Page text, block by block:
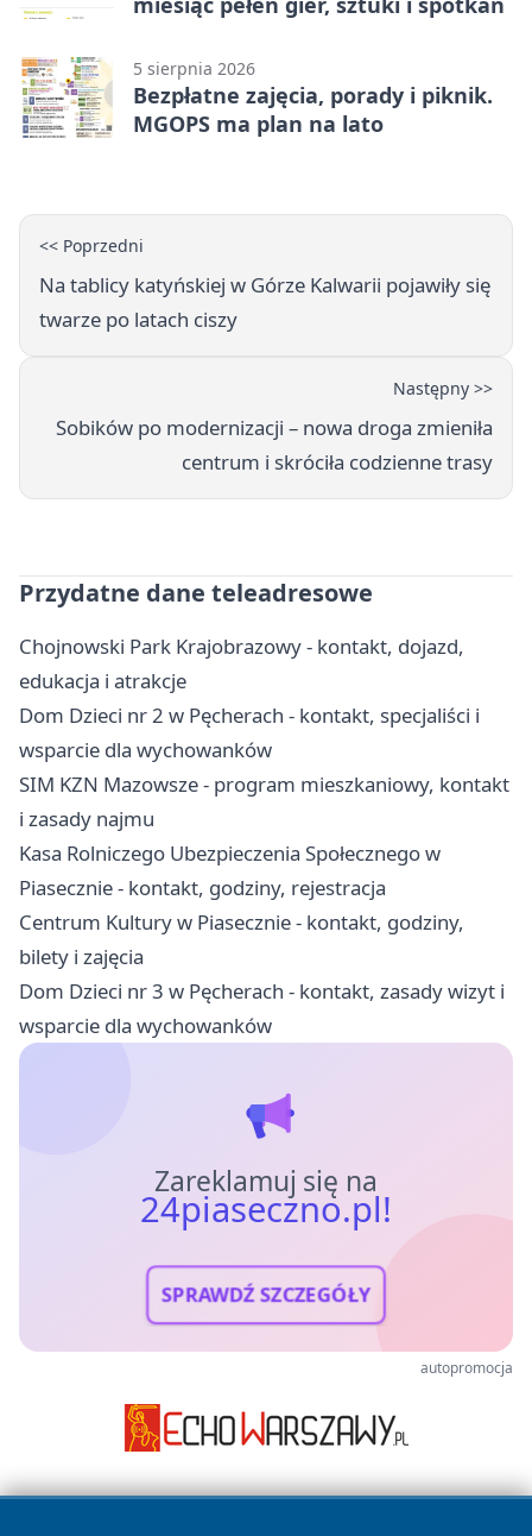
5 sierpnia 2026
Bezpłatne zajęcia, porady i piknik.
MGOPS ma plan na lato
<< Poprzedni
Na tablicy katyńskiej w Górze Kalwarii pojawiły się
twarze po latach ciszy
Następny >>
Sobików po modernizacji – nowa droga zmieniła
centrum i skróciła codzienne trasy
Przydatne dane teleadresowe
Chojnowski Park Krajobrazowy - kontakt, dojazd,
edukacja i atrakcje
Dom Dzieci nr 2 w Pęcherach - kontakt, specjaliści i
wsparcie dla wychowanków
SIM KZN Mazowsze - program mieszkaniowy, kontakt
i zasady najmu
Kasa Rolniczego Ubezpieczenia Społecznego w
Piasecznie - kontakt, godziny, rejestracja
Centrum Kultury w Piasecznie - kontakt, godziny,
bilety i zajęcia
Dom Dzieci nr 3 w Pęcherach - kontakt, zasady wizyt i
wsparcie dla wychowanków
Zareklamuj się na
24piaseczno.pl!
SPRAWDŹ SZCZEGÓŁY
autopromocja